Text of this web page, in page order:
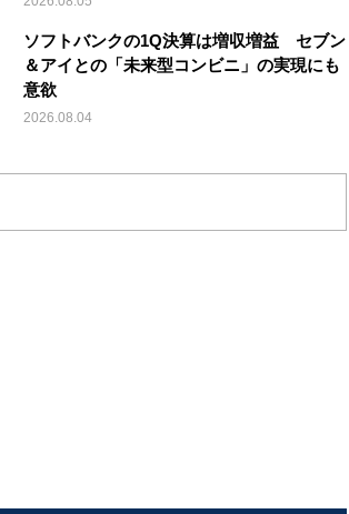
ソフトバンクの1Q決算は増収増益 セブン
＆アイとの「未来型コンビニ」の実現にも
意欲
2026.08.04